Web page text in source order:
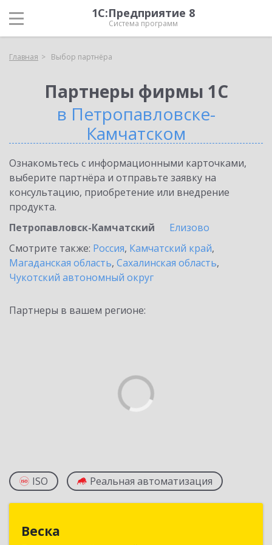
1С:Предприятие 8
Система программ
Главная Выбор партнёра
Партнеры фирмы 1С
в Петропавловске-
Камчатском
Ознакомьтесь с информационными карточками,
выберите партнёра и отправьте заявку на
консультацию, приобретение или внедрение
продукта.
Петропавловск-Камчатский
Елизово
Смотрите также: Россия, Камчатский край,
Магаданская область, Сахалинская область,
Чукотский автономный округ
Партнеры в вашем регионе:
ISO Реальная автоматизация
Веска